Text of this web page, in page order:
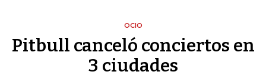
OCIO
Pitbull canceló conciertos en
3 ciudades